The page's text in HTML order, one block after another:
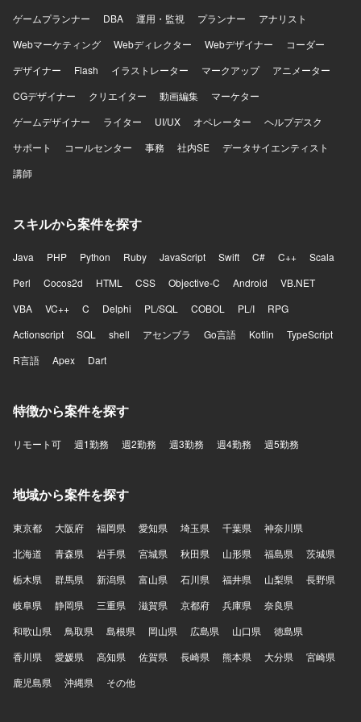
ゲームプランナー
DBA 運用・監視 プランナー
アナリスト
Webマーケティング
Webディレクター Webデザイナー
コーダー
デザイナー
Flash イラストレーター マークアップ
アニメーター
CGデザイナー
クリエイター 動画編集
マーケター
ゲームデザイナー
ライター UI/UX オペレーター
ヘルプデスク
サポート
コールセンター 事務 社内SE
データサイエンティスト
講師
スキルから案件を探す
Java PHP Python Ruby JavaScript Swift C# C++
Scala
Perl
Cocos2d HTML CSS Objective-C Android
VB.NET
VBA
VC++ C Delphi PL/SQL COBOL PL/I
RPG
Actionscript
SQL shell アセンブラ Go言語 Kotlin
TypeScript
R言語
Apex Dart
特徴から案件を探す
リモート可 週1勤務 週2勤務 週3勤務 週4勤務 週5勤務
地域から案件を探す
東京都 大阪府 福岡県 愛知県 埼玉県 千葉県
神奈川県
北海道
青森県 岩手県 宮城県 秋田県 山形県 福島県
茨城県
栃木県
群馬県 新潟県 富山県 石川県 福井県 山梨県
長野県
岐阜県
静岡県 三重県 滋賀県 京都府 兵庫県
奈良県
和歌山県
鳥取県 島根県 岡山県 広島県 山口県
徳島県
香川県
愛媛県 高知県 佐賀県 長崎県 熊本県 大分県
宮崎県
鹿児島県
沖縄県 その他